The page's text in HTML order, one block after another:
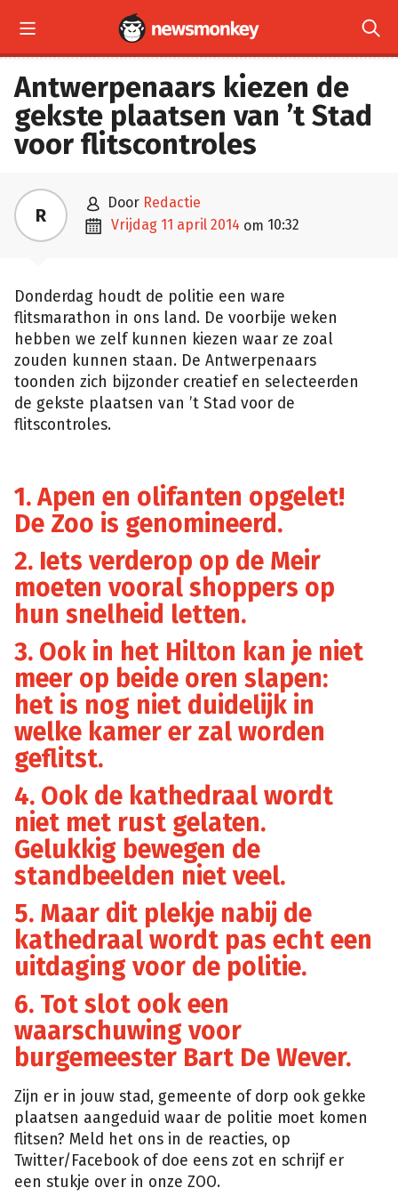
 
Antwerpenaars kiezen de
gekste plaatsen van ’t Stad
voor flitscontroles
R  door Redactie
 vrijdag 11 april 2014 om 10:32
Donderdag houdt de politie een ware
flitsmarathon in ons land. De voorbije weken
hebben we zelf kunnen kiezen waar ze zoal
zouden kunnen staan. De Antwerpenaars
toonden zich bijzonder creatief en selecteerden
de gekste plaatsen van ’t Stad voor de
flitscontroles.
1. Apen en olifanten opgelet!
De Zoo is genomineerd.
2. Iets verderop op de Meir
moeten vooral shoppers op
hun snelheid letten.
3. Ook in het Hilton kan je niet
meer op beide oren slapen:
het is nog niet duidelijk in
welke kamer er zal worden
geflitst.
4. Ook de kathedraal wordt
niet met rust gelaten.
Gelukkig bewegen de
standbeelden niet veel.
5. Maar dit plekje nabij de
kathedraal wordt pas echt een
uitdaging voor de politie.
6. Tot slot ook een
waarschuwing voor
burgemeester Bart De Wever.
Zijn er in jouw stad, gemeente of dorp ook gekke
plaatsen aangeduid waar de politie moet komen
flitsen? Meld het ons in de reacties, op
Twitter/Facebook of doe eens zot en schrijf er
een stukje over in onze ZOO.